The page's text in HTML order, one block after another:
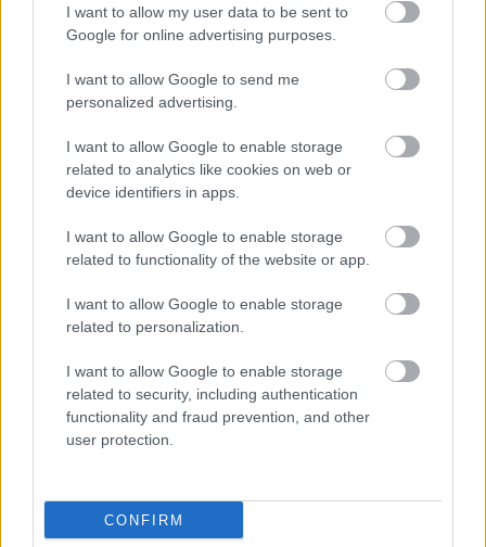
I want to allow my user data to be sent to
Google for online advertising purposes.
I want to allow Google to send me
personalized advertising.
I want to allow Google to enable storage
related to analytics like cookies on web or
device identifiers in apps.
I want to allow Google to enable storage
related to functionality of the website or app.
I want to allow Google to enable storage
related to personalization.
I want to allow Google to enable storage
related to security, including authentication
functionality and fraud prevention, and other
user protection.
CONFIRM
használhatja a legerősebb AI-
modelleket
A YouTube kép-a-képben módja
Google is tud a hibáról
PCW.lite| 2026.07.20 19:15
modelleket Amerikából, az OpenAI
és az Anthropic járhat a legjobban
Pócs János szuperkém lett:
kamerás Meta-szemüvegben ült
be a Parlamentbe
PCW.trend| 2026.07.20 15:02
Levehető érintőkijelzős, teljesen
PCW.lite